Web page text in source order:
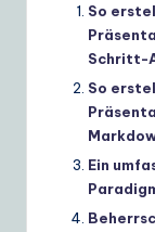
So
Schritt-
So
Ein